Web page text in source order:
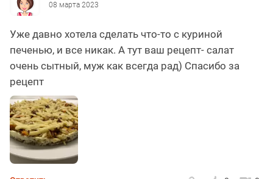
08 марта 2023
Уже давно хотела сделать что-то с куриной
печенью, и все никак. А тут ваш рецепт- салат
очень сытный, муж как всегда рад) Спасибо за
рецепт